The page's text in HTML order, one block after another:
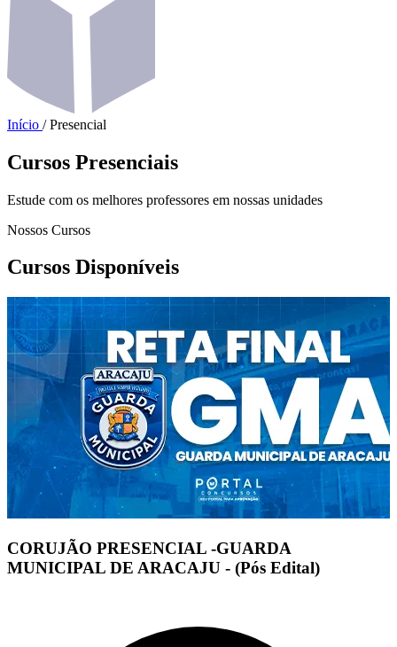
Início / Presencial
Cursos Presenciais
Estude com os melhores professores em nossas unidades
Nossos Cursos
Cursos Disponíveis
CORUJÃO PRESENCIAL -GUARDA
MUNICIPAL DE ARACAJU - (Pós Edital)